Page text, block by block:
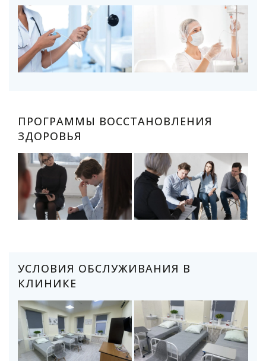
ПРОГРАММЫ ВОССТАНОВЛЕНИЯ
ЗДОРОВЬЯ
УСЛОВИЯ ОБСЛУЖИВАНИЯ В
КЛИНИКЕ